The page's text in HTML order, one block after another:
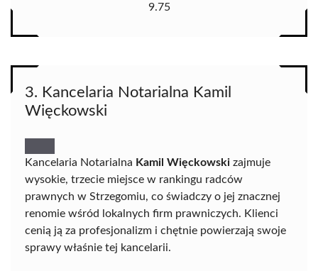
9.75
3. Kancelaria Notarialna Kamil
Więckowski
Kancelaria Notarialna Kamil Więckowski zajmuje
wysokie, trzecie miejsce w rankingu radców
prawnych w Strzegomiu, co świadczy o jej znacznej
renomie wśród lokalnych firm prawniczych. Klienci
cenią ją za profesjonalizm i chętnie powierzają swoje
sprawy właśnie tej kancelarii.